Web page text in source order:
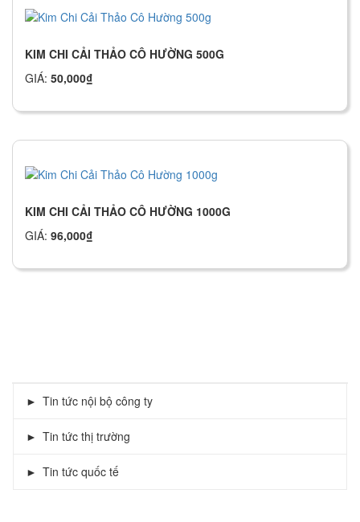
KIM CHI CẢI THẢO CÔ HƯỜNG 500G
GIÁ: 50,000₫
KIM CHI CẢI THẢO CÔ HƯỜNG 1000G
GIÁ: 96,000₫
Tin tức nội bộ công ty
Tin tức thị trường
Tin tức quốc tế